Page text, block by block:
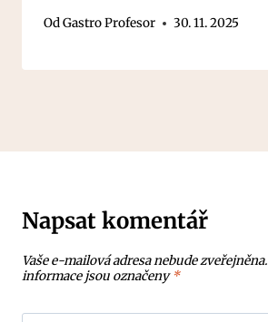
OdGastro Profesor 30. 11. 2025
Napsat komentář
Vaše e-mailová adresa nebude zveřejněna.
informace jsou označeny*